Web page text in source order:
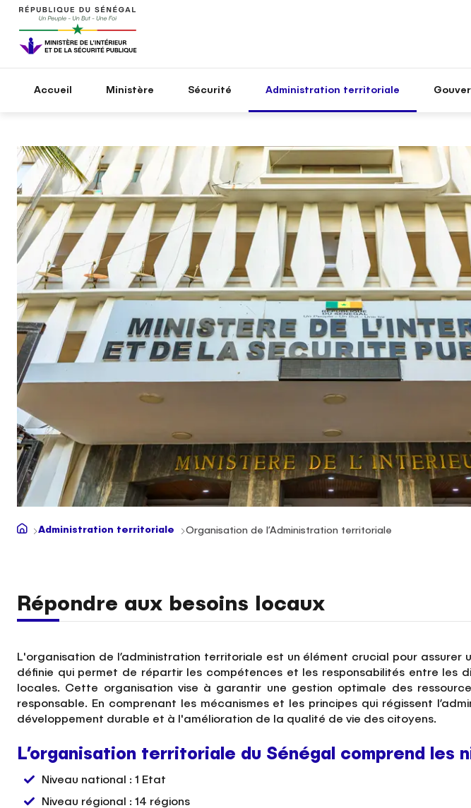
Accueil Ministère Sécurité Administration territoriale
Administration territoriale Organisation de l’Administration territoriale
Répondre aux besoins locaux
L'organisation de l’administration territoriale est un élément crucial pour
définie qui permet de répartir les compétences et les responsabilités entre
locales. Cette organisation vise à garantir une gestion optimale des
responsable. En comprenant les mécanismes et les principes qui régissent
développement durable et à l'amélioration de la qualité de vie des citoyens.
L’organisation territoriale du Sénégal comprend les
Niveau national : 1 Etat
Niveau régional : 14 régions